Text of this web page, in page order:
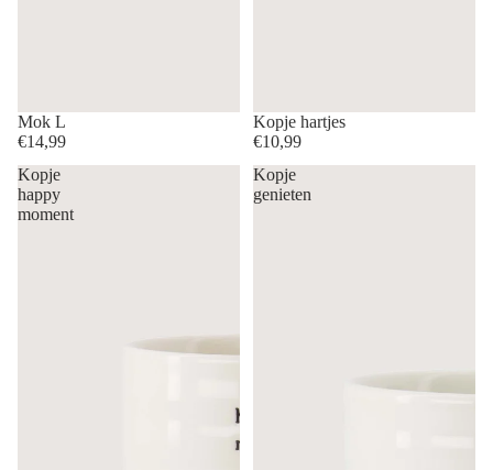
Mok L
€14,99
Kopje hartjes
€10,99
Kopje
happy
moment
Kopje
genieten